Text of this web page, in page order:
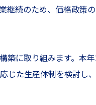
続のため、価格政策の
築に取り組みます。
じた生産体制を検討